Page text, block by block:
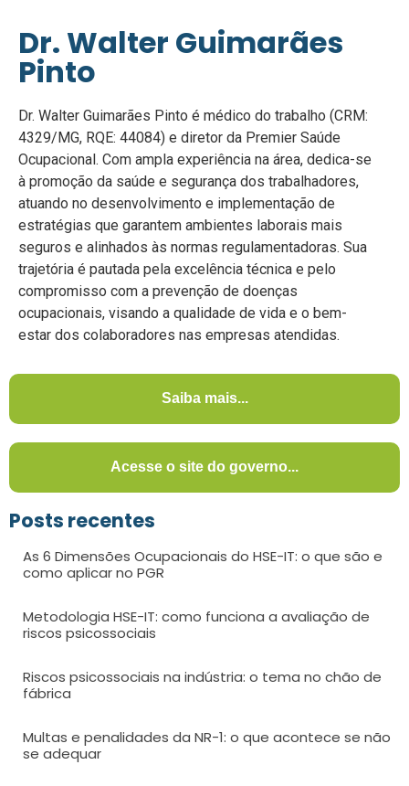
Dr. Walter Guimarães
Pinto
Dr. Walter Guimarães Pinto é médico do trabalho (CRM:
4329/MG, RQE: 44084) e diretor da Premier Saúde
Ocupacional. Com ampla experiência na área, dedica-se
à promoção da saúde e segurança dos trabalhadores,
atuando no desenvolvimento e implementação de
estratégias que garantem ambientes laborais mais
seguros e alinhados às normas regulamentadoras. Sua
trajetória é pautada pela excelência técnica e pelo
compromisso com a prevenção de doenças
ocupacionais, visando a qualidade de vida e o bem-
estar dos colaboradores nas empresas atendidas.
Saiba mais...
Acesse o site do governo...
Posts recentes
As 6 Dimensões Ocupacionais do HSE-IT: o que são e
como aplicar no PGR
Metodologia HSE-IT: como funciona a avaliação de
riscos psicossociais
Riscos psicossociais na indústria: o tema no chão de
fábrica
Multas e penalidades da NR-1: o que acontece se não
se adequar